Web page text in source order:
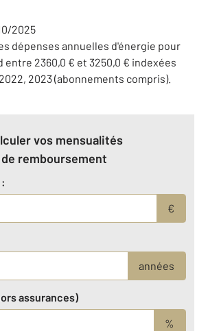
2025
dépenses annuelles d'énergie pour
entre 2360,0 € et 3250,0 € indexées
2023 (abonnements compris).
vos mensualités
de remboursement
€
années
assurances)
%